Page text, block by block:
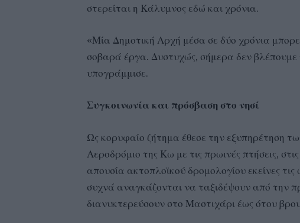
στερείται η Κάλυμνος εδώ και χρόνια.
«Μία Δημοτική Αρχή μέσα σε δύο χρόνια μπορεί
σοβαρά έργα. Δυστυχώς, σήμερα δεν βλέπουμε
υπογράμμισε.
Συγκοινωνία και πρόσβαση στο νησί
Ως κορυφαίο ζήτημα έθεσε την εξυπηρέτηση
Αεροδρόμιο της Κω με τις πρωινές πτήσεις,
απουσία ακτοπλοϊκού δρομολογίου εκείνες
συχνά αναγκάζονται να ταξιδέψουν από την
διανυκτερεύσουν στο Μαστιχάρι έως ότου